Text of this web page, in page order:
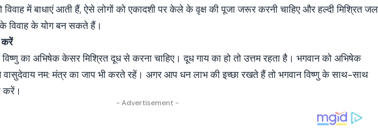
विवाह में बाधाएं आती हैं, ऐसे लोगों को एकादशी पर केले के वृक्ष की पूजा जरूर करनी चाहिए और हल्दी मिश्रित जल
विवाह के योग बन सकते हैं।
करें
विष्णु का अभिषेक केसर मिश्रित दूध से करना चाहिए। दूध गाय का हो तो उत्तम रहता है। भगवान को अभिषेक
नम: मंत्र का जाप भी करते रहें। अगर आप धन लाभ की इच्छा रखते हैं तो भगवान विष्णु के साथ-साथ
करें।
- Advertisement -